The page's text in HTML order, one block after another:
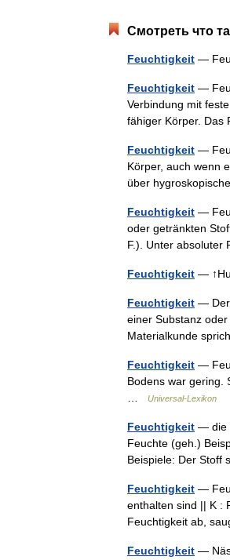
Смотреть что
Feuchtigkeit —
Feuchtigkeit —
Verbindung mit
fähiger Körper.
Feuchtigkeit —
Körper, auch wenn
über
Feuchtigkeit —
oder getränkten
F.). Unter
Feuchtigkeit —
Feuchtigkeit — Der
einer Substanz
Materialkunde
Feuchtigkeit —
Bodens war gering.
Universal-Lexikon
Feuchtigkeit — die
Feuchte (geh.)
Beispiele: Der
Feuchtigkeit —
enthalten sind || K :
Feuchtigkeit ab,
Feuchtigkeit —